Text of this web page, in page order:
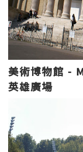
美術博物館 -
英雄廣場